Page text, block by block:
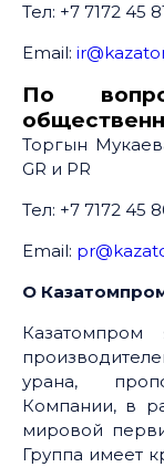
Тел: +7 7172 45
Email:
По
Торгын
GR и PR
Тел: +7 7172 45
Email:
О
урана,
Компании, в
мировой
Группа имеет